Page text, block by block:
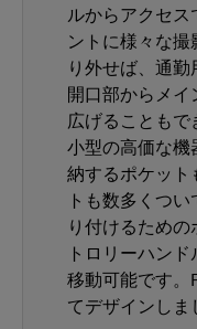
ルからアクセス
ントに様々な
り外せば、通
開口部からメイ
広げることもで
小型の高価な機
納するポケット
トも数多くつ
り付けるため
トロリーハン
移動可能です。
てデザインしま